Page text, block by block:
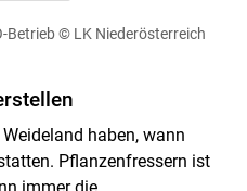
Betrieb © LK Niederösterreich
haben, wann
Pflanzenfressern ist